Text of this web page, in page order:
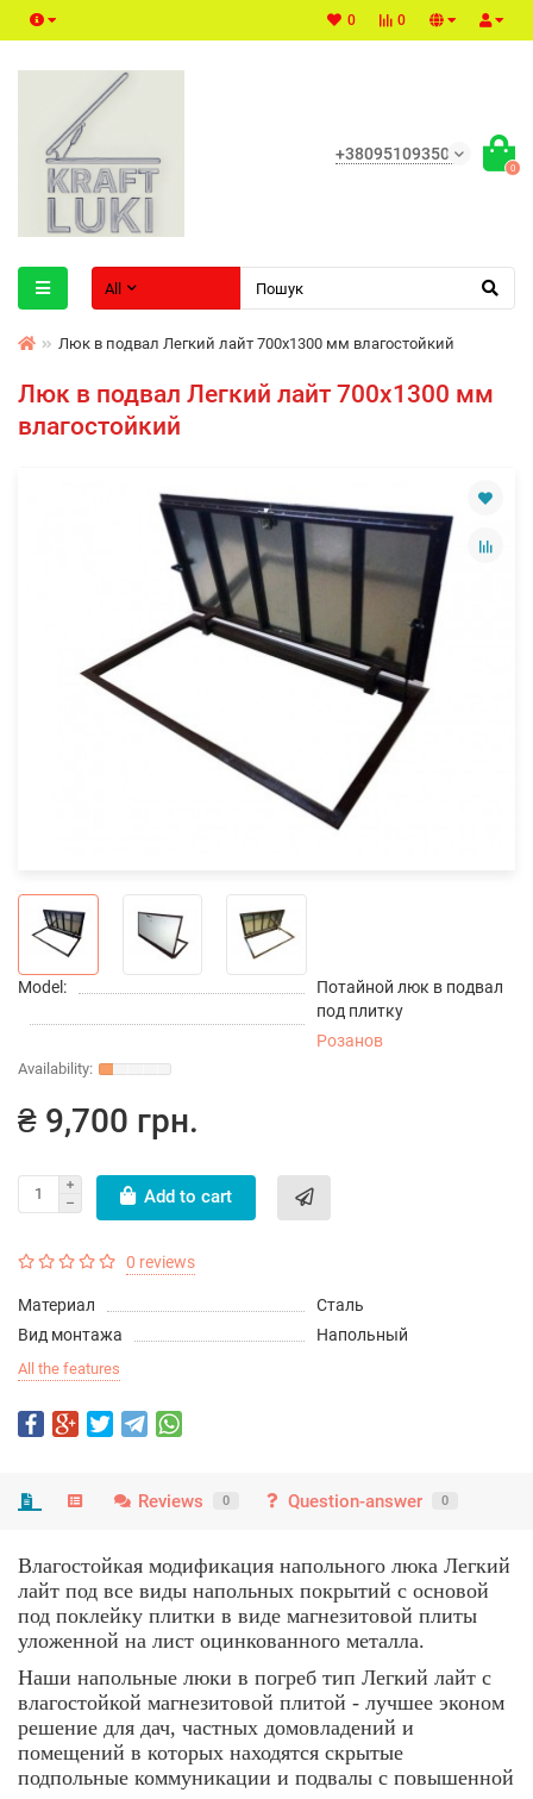
0
0
+380951093500
0
All
Люк в подвал Легкий лайт 700х1300 мм влагостойкий
Люк в подвал Легкий лайт 700х1300 мм
влагостойкий
Model:
Потайной люк в подвал
под плитку
Розанов
₴ 9,700 грн.
Add to cart
0 reviews
Материал
Сталь
Вид монтажа
Напольный
All the features
Reviews 0 Question-answer 0
Влагостойкая модификация напольного люка Легкий
лайт под все виды напольных покрытий с основой
под поклейку плитки в виде магнезитовой плиты
уложенной на лист оцинкованного металла.
Наши напольные люки в погреб тип Легкий лайт с
влагостойкой магнезитовой плитой - лучшее эконом
решение для дач, частных домовладений и
помещений в которых находятся скрытые
подпольные коммуникации и подвалы с повышенной